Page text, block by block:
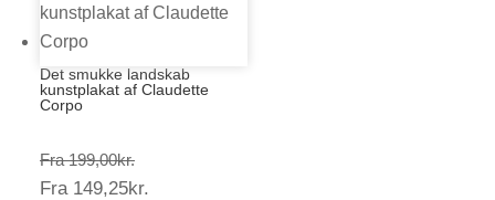
Det smukke landskab
kunstplakat af Claudette
Corpo
Fra 199,00kr.Prisinterval:
199,00kr.
Fra 149,25kr.